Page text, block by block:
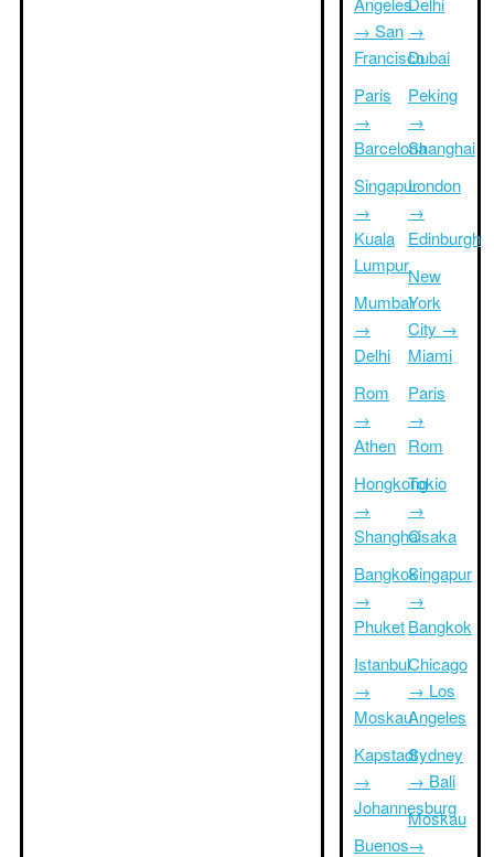
→ San
Francisco
Paris
→
Barcelona
Singapur
→
Kuala
Lumpur
Mumbai
→
Delhi
Rom
→
Athen
Hongkong
→
Shanghai
Bangkok
→
Phuket
Istanbul
→
Moskau
Kapstadt
→
Johannesburg
Buenos
→
Dubai
Peking
→
Shanghai
London
→
Edinburgh
New
York
City →
Miami
Paris
→
Rom
Tokio
→
Osaka
Singapur
→
Bangkok
Chicago
→ Los
Angeles
Sydney
→ Bali
Moskau
→